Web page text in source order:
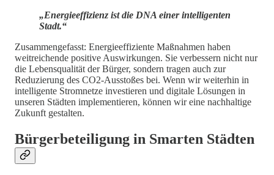
„Energieeffizienz ist die DNA einer intelligenten
Stadt.“
Zusammengefasst: Energieeffiziente Maßnahmen haben
weitreichende positive Auswirkungen. Sie verbessern nicht nur
die Lebensqualität der Bürger, sondern tragen auch zur
Reduzierung des CO2-Ausstoßes bei. Wenn wir weiterhin in
intelligente Stromnetze investieren und digitale Lösungen in
unseren Städten implementieren, können wir eine nachhaltige
Zukunft gestalten.
Bürgerbeteiligung in Smarten Städten